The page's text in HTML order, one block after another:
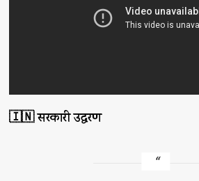
🇮🇳 सरकारी उद्धरण